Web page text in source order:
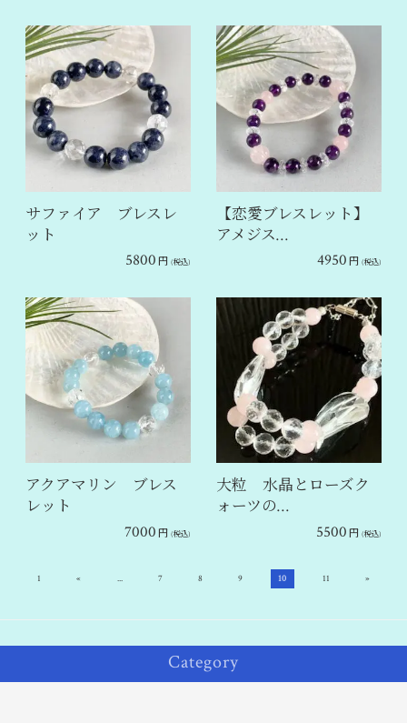
サファイア ブレスレ
ット
5800 円 (税込)
【恋愛ブレスレット】
アメジス…
4950 円 (税込)
アクアマリン ブレス
レット
7000 円 (税込)
大粒 水晶とローズク
ォーツの…
5500 円 (税込)
1 « ... 7 8 9 10 11 »
Category